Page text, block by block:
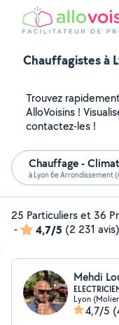
Chauffagistes à
Trouvez
AlloVoisins !
contactez-les !
Chauffage -
à Lyon 6e Arrondissement
25 Particuliers et 36
-
4,7/5 (2 231 avis)
Mehdi
Lyon
4,7/5